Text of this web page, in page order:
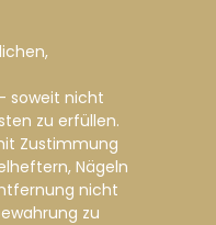
soweit nicht
zu erfüllen.
Zustimmung
Nägeln
nicht
zu